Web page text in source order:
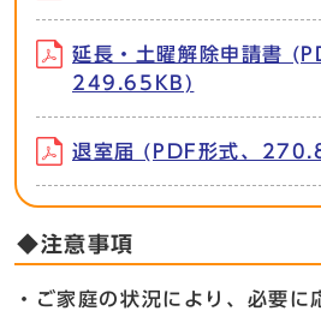
延長・土曜解除申請書
249.65KB)
退室届 (PDF形式、
◆注意事項
・ご家庭の状況により、必要に